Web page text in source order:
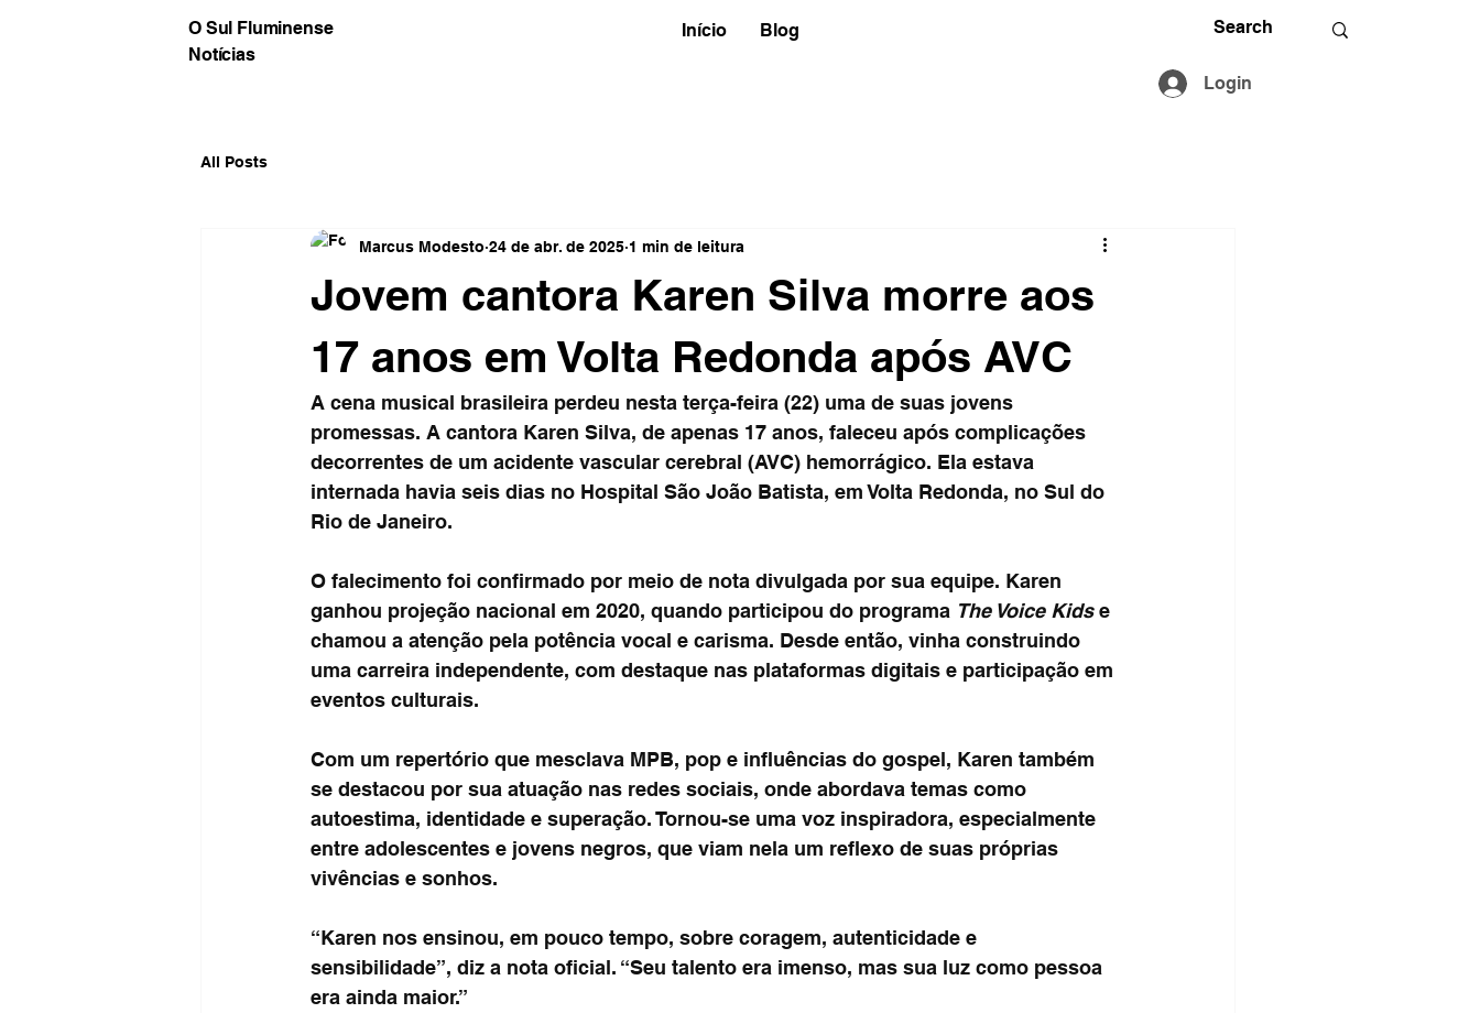
O Sul Fluminense
Notícias
Início Blog
Login
All Posts
Jovem cantora Karen Silva morre aos
17 anos em Volta Redonda após AVC
Marcus Modesto 24 de abr. de 2025 1 min de leitura
A cena musical brasileira perdeu nesta terça-feira (22) uma de suas jovens
promessas. A cantora Karen Silva, de apenas 17 anos, faleceu após complicações
decorrentes de um acidente vascular cerebral (AVC) hemorrágico. Ela estava
internada havia seis dias no Hospital São João Batista, em Volta Redonda, no Sul do
Rio de Janeiro.
O falecimento foi confirmado por meio de nota divulgada por sua equipe. Karen
ganhou projeção nacional em 2020, quando participou do programa The Voice Kids e
chamou a atenção pela potência vocal e carisma. Desde então, vinha construindo
uma carreira independente, com destaque nas plataformas digitais e participação em
eventos culturais.
Com um repertório que mesclava MPB, pop e influências do gospel, Karen também
se destacou por sua atuação nas redes sociais, onde abordava temas como
autoestima, identidade e superação. Tornou-se uma voz inspiradora, especialmente
entre adolescentes e jovens negros, que viam nela um reflexo de suas próprias
vivências e sonhos.
“Karen nos ensinou, em pouco tempo, sobre coragem, autenticidade e
sensibilidade”, diz a nota oficial. “Seu talento era imenso, mas sua luz como pessoa
era ainda maior.”